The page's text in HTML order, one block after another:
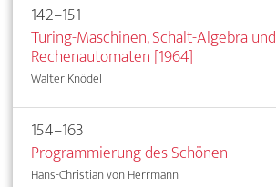
142–151
Turing-Maschinen, Schalt-Algebra und
Rechenautomaten [1964]
Walter Knödel
154–163
Programmierung des Schönen
Hans-Christian von Herrmann